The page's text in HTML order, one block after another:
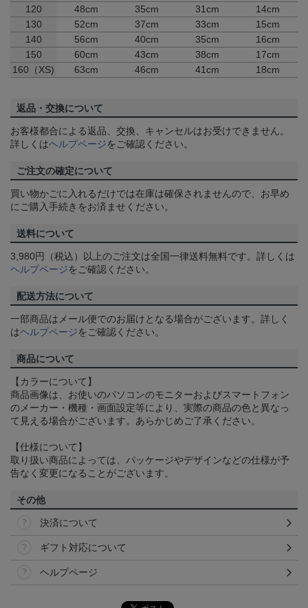
120
48cm 35cm 31cm
14cm
130
52cm 37cm 33cm
15cm
140
56cm 40cm 35cm
16cm
150
60cm 43cm 38cm
17cm
160（XS)
63cm 46cm 41cm 18cm
返品・交換について
お客様都合による返品、交換、キャンセルはお受けできません。
詳しくはヘルプページをご確認ください。
ご注文の確定について
買い物かごに入れるだけでは在庫は確保されませんので、お早め
にご購入手続きをお済ませください。
送料について
3,980円（税込）以上のご注文は全国一律送料無料です。詳しくは
ヘルプページをご確認ください。
配送方法について
一部商品はメール便でのお届けとなる場合がございます。詳しく
はヘルプページをご確認ください。
商品について
【カラーについて】
商品画像は、お使いのパソコンのモニターおよびスマートフォン
のメーカー・機種・画面設定等により、実際の商品の色と異なっ
て見える場合がございます。あらかじめご了承ください。
【仕様について】
取り扱い商品によっては、パッケージやデザインなどの仕様が予
告なく変更になることがございます。
その他
決済について
ギフト対応について
ヘルプページ